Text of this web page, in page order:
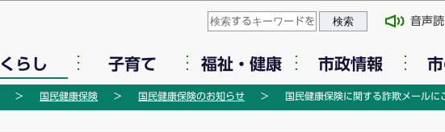
このページの本文へ移動
音声
くらし 子育て 福祉・健康 市政情報
国民健康保険 国民健康保険のお知らせ 国民健康保険に関する詐欺メールに